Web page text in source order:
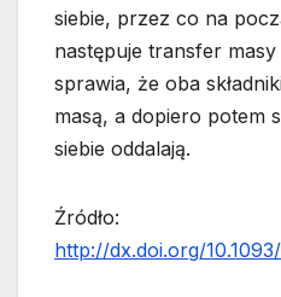
siebie, przez co na
następuje transfer
sprawia, że oba
masą, a dopiero potem
siebie oddalają.
Źródło:
http://dx.doi.org/